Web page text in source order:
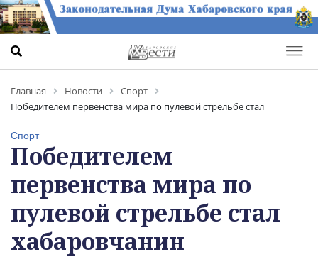
Главная Новости
Спорт
Победителем первенства мира по пулевой стрельбе стал
Спорт
Победителем
первенства мира по
пулевой стрельбе стал
хабаровчанин